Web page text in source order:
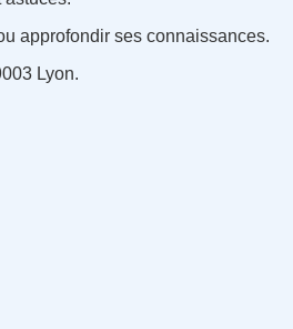
approfondir ses connaissances.
Lyon.